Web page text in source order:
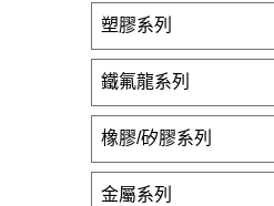
塑膠系列
鐵氟龍系列
橡膠/矽膠系列
金屬系列